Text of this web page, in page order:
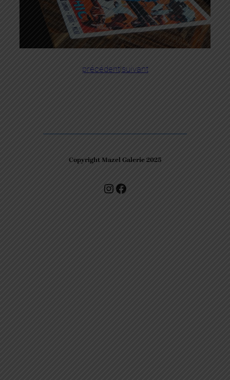
précédent| suivant
Copyright Mazel Galerie 2025
Check our photos on Instagram ! Facebook